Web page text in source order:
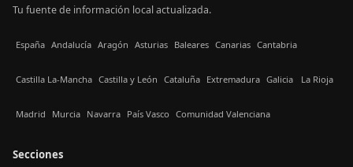
Tu fuente de información local actualizada.
España Andalucía Aragón Asturias Baleares Canarias Cantabria
Castilla La-Mancha Castilla y León Cataluña Extremadura Galicia La Rioja
Madrid Murcia Navarra País Vasco Comunidad Valenciana
Secciones